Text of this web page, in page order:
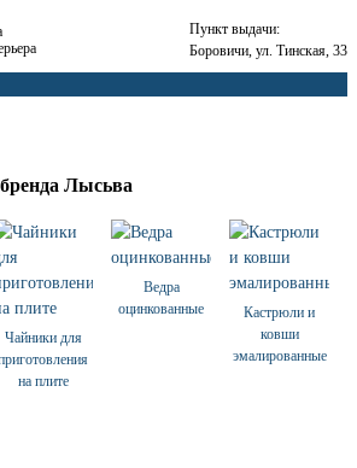
Пункт выдачи:
Боровичи, ул. Тинская, 33
Лысьва
Чайники для
на плите
Ведра
оцинкованные
Кастрюли и
ковши
эмалированные